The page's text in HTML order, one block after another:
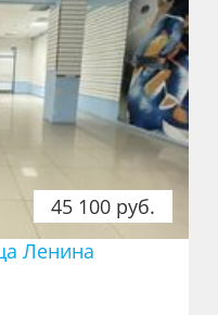
45 100 руб.
Ленина